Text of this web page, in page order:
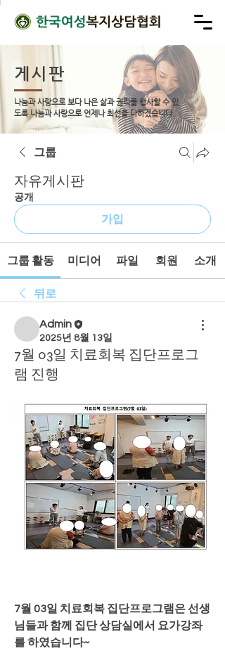
게시판
나눔과 사랑으로 보다 나은 삶과 권리를 행사할 수 있
도록 나눔과 사랑으로 언제나 최선을 다하겠습니다.
그룹
자유게시판
공개
가입
그룹 활동 미디어 파일 회원 소개
뒤로
Admin
2025년 8월 13일
7월 03일 치료회복 집단프로그
램 진행
7월 03일 치료회복 집단프로그램은 선생
님들과 함께 집단 상담실에서 요가강좌
를 하였습니다~